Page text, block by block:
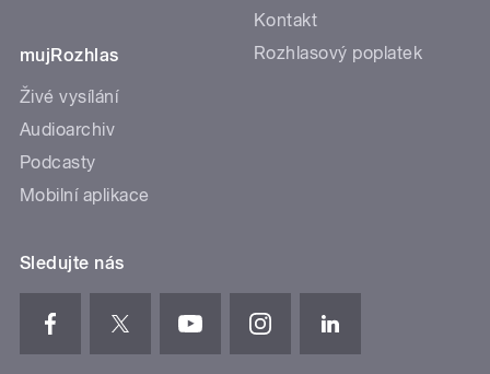
mujRozhlas
Živé vysílání
Audioarchiv
Podcasty
Mobilní aplikace
Kontakt
Rozhlasový poplatek
Sledujte nás